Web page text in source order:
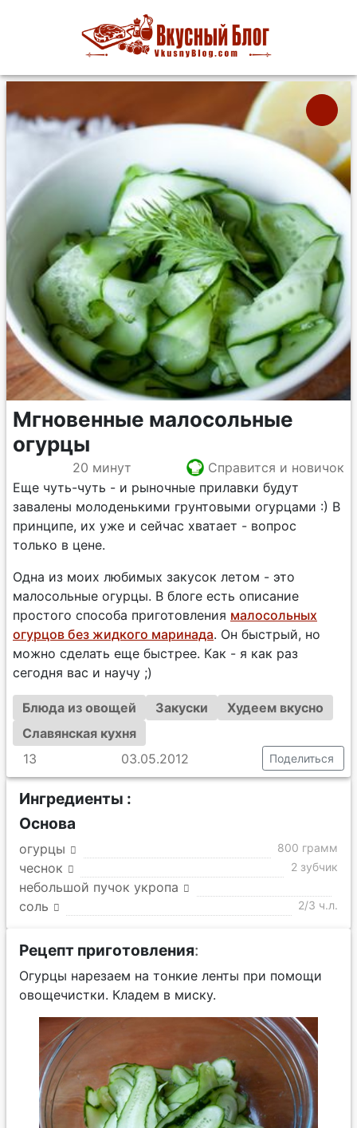
Мгновенные малосольные
огурцы
20 минут
Справится и новичок
Еще чуть-чуть - и рыночные прилавки будут
завалены молоденькими грунтовыми огурцами :) В
принципе, их уже и сейчас хватает - вопрос
только в цене.
Одна из моих любимых закусок летом - это
малосольные огурцы. В блоге есть описание
простого способа приготовления малосольных
огурцов без жидкого маринада. Он быстрый, но
можно сделать еще быстрее. Как - я как раз
сегодня вас и научу ;)
Блюда из овощей Закуски
Худеем вкусно
Славянская кухня
13
03.05.2012 Поделиться
Ингредиенты :
Основа
огурцы 800 грамм
чеснок 2 зубчик
небольшой пучок укропа
соль
2/3 ч.л.
Рецепт приготовления:
Огурцы нарезаем на тонкие ленты при помощи
овощечистки. Кладем в миску.